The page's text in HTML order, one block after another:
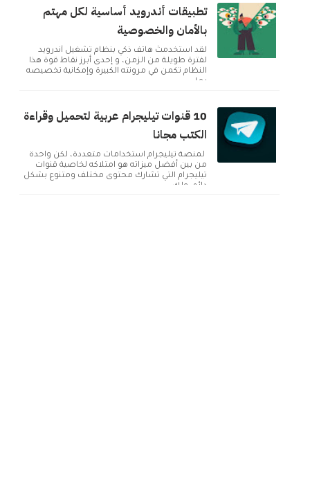
تطبيقات أندرويد أساسية لكل مهتم
بالأمان والخصوصية
لقد استخدمتُ هاتف ذكي بنظام تشغيل أندرويد
لفترة طويلة من الزمن، و إحدى أبرز نقاط قوة هذا
النظام تكمن في مرونته الكبيرة وإمكانية تخصيصه
بما ...
10 قنوات تيليجرام عربية لتحميل وقراءة
الكتب مجانا
لمنصة تيليجرام استخدامات متعددة، لكن واحدة
من بين أفضل ميزاته هو امتلاكه لخاصية قنوات
تيليجرام التي تشارك محتوى مختلف ومتنوع بشكل
دائم. ولك...